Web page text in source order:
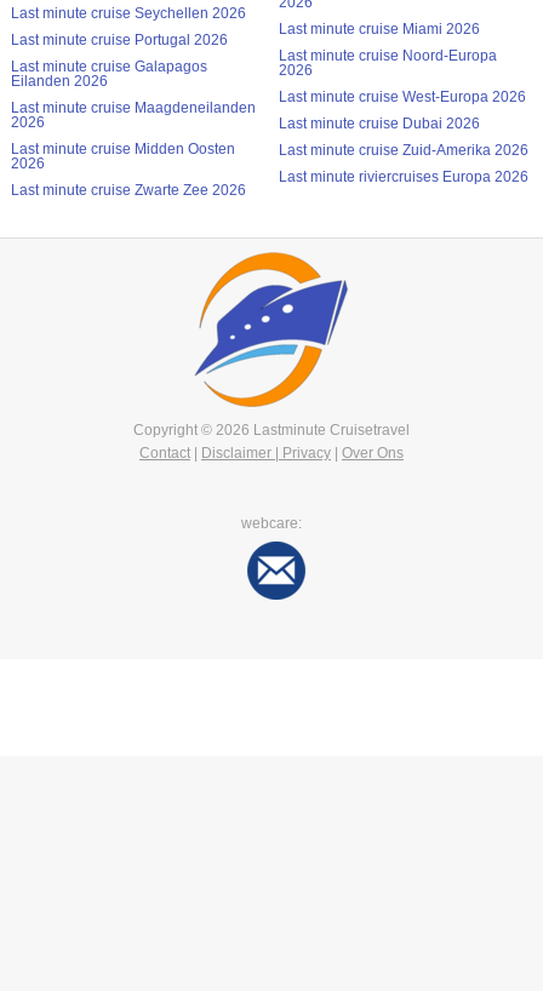
Last minute cruise Seychellen 2026
Last minute cruise Portugal 2026
Last minute cruise Galapagos
Eilanden 2026
Last minute cruise Maagdeneilanden
2026
Last minute cruise Midden Oosten
2026
Last minute cruise Zwarte Zee 2026
Last minute cruise Miami 2026
Last minute cruise Noord-Europa
2026
Last minute cruise West-Europa 2026
Last minute cruise Dubai 2026
Last minute cruise Zuid-Amerika 2026
Last minute riviercruises Europa 2026
Copyright © 2026 Lastminute Cruisetravel
Contact | Disclaimer | Privacy | Over Ons
webcare: